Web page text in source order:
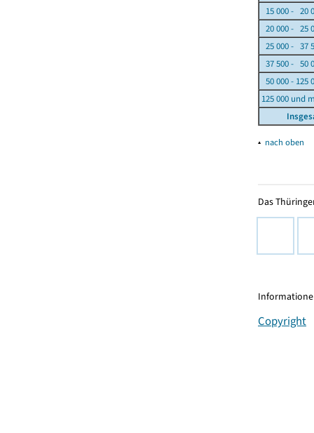
15 000 - 20
20 000 - 25
25 000 - 37
37 500 - 50
50 000 - 125
125 000 und
▴ nach oben
Das
Copyright